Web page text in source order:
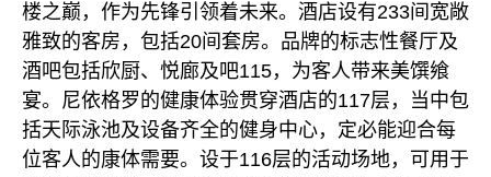
楼之巅，作为先锋引领着未来。酒店设有233间宽敞
雅致的客房，包括20间套房。品牌的标志性餐厅及
酒吧包括欣厨、悦廊及吧115，为客人带来美馔飨
宴。尼依格罗的健康体验贯穿酒店的117层，当中包
括天际泳池及设备齐全的健身中心，定必能迎合每
位客人的康体需要。设于116层的活动场地，可用于